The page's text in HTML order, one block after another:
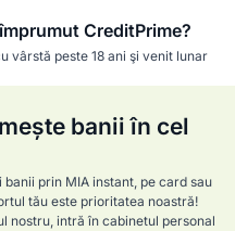
CreditPrime?
vârstă peste 18 ani şi venit lunar
banii în cel
prin MIA instant, pe card sau
tău este prioritatea noastră!
nostru, intră în cabinetul personal